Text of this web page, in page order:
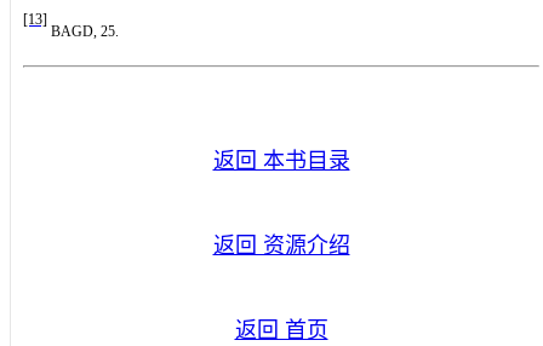
[13]
BAGD, 25.
返回 本书目录
返回 资源介绍
返回 首页